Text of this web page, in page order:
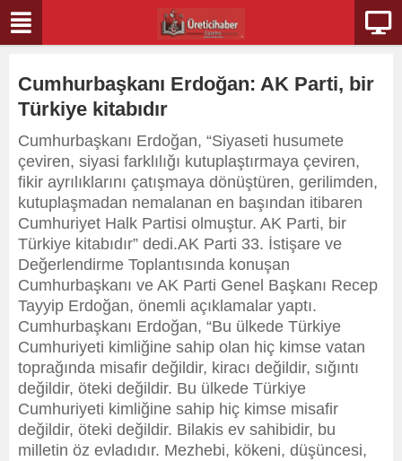
Cumhurbaşkanı Erdoğan: AK Parti, bir
Türkiye kitabıdır
Cumhurbaşkanı Erdoğan, “Siyaseti husumete
çeviren, siyasi farklılığı kutuplaştırmaya çeviren,
fikir ayrılıklarını çatışmaya dönüştüren, gerilimden,
kutuplaşmadan nemalanan en başından itibaren
Cumhuriyet Halk Partisi olmuştur. AK Parti, bir
Türkiye kitabıdır” dedi.AK Parti 33. İstişare ve
Değerlendirme Toplantısında konuşan
Cumhurbaşkanı ve AK Parti Genel Başkanı Recep
Tayyip Erdoğan, önemli açıklamalar yaptı.
Cumhurbaşkanı Erdoğan, “Bu ülkede Türkiye
Cumhuriyeti kimliğine sahip olan hiç kimse vatan
toprağında misafir değildir, kiracı değildir, sığıntı
değildir, öteki değildir. Bu ülkede Türkiye
Cumhuriyeti kimliğine sahip hiç kimse misafir
değildir, öteki değildir. Bilakis ev sahibidir, bu
milletin öz evladıdır. Mezhebi, kökeni, düşüncesi,